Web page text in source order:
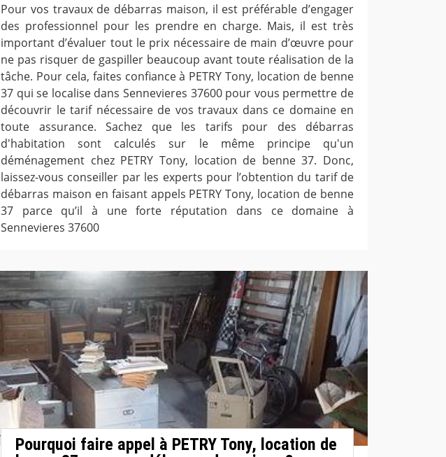
Pour vos travaux de débarras maison, il est préférable d’engager
des professionnel pour les prendre en charge. Mais, il est très
important d’évaluer tout le prix nécessaire de main d’œuvre pour
ne pas risquer de gaspiller beaucoup avant toute réalisation de la
tâche. Pour cela, faites confiance à PETRY Tony, location de benne
37 qui se localise dans Sennevieres 37600 pour vous permettre de
découvrir le tarif nécessaire de vos travaux dans ce domaine en
toute assurance. Sachez que les tarifs pour des débarras
d'habitation sont calculés sur le même principe qu'un
déménagement chez PETRY Tony, location de benne 37. Donc,
laissez-vous conseiller par les experts pour l’obtention du tarif de
débarras maison en faisant appels PETRY Tony, location de benne
37 parce qu’il à une forte réputation dans ce domaine à
Sennevieres 37600
Pourquoi faire appel à PETRY Tony, location de